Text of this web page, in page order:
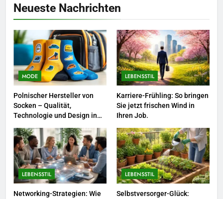
Sie Bienen und Schmetterlinge
in Ihren Garten.
LEBENSSTIL
7
Berufliche Neuorientierung: Mut
zum Quereinstieg in der neuen
Saison.
LEBENSSTIL
8
Farbenpracht statt Wintergrau:
So kombinieren Sie Pastelltöne
in diesem Jahr.
MODE
1
Polnischer Hersteller von
Neueste Nachrichten
MODE
Polnischer Hersteller von
Socken – Qualität,
Technologie und Design in
LEBENSSTIL
Karriere-Frühling: So bringen
Sie jetzt frischen Wind in
Ihren Job.
LEBENSSTIL
Networking-Strategien: Wie
LEBENSSTIL
Selbstversorger-Glück: